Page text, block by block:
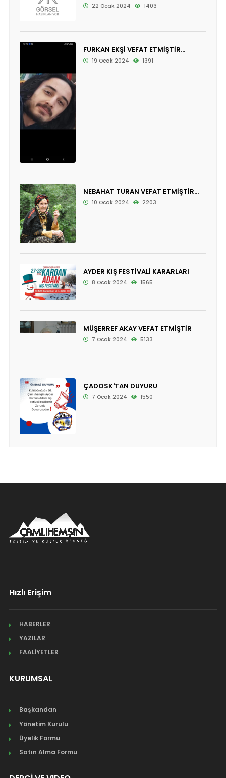
22 Ocak 2024 1403
FURKAN EKŞİ VEFAT ETMİŞTİR...
19 Ocak 2024 1391
NEBAHAT TURAN VEFAT ETMİŞTİR...
10 Ocak 2024 2203
AYDER KIŞ FESTİVALİ KARARLARI
8 Ocak 2024 1565
MÜŞERREF AKAY VEFAT ETMİŞTİR
7 Ocak 2024 5133
ÇADOSK'TAN DUYURU
7 Ocak 2024 1550
Hızlı Erişim
HABERLER
YAZILAR
FAALİYETLER
KURUMSAL
Başkandan
Yönetim Kurulu
Üyelik Formu
Satın Alma Formu